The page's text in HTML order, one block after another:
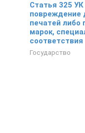
Статья 325
повреждение
печатей либо
марок,
соответствия
Государство